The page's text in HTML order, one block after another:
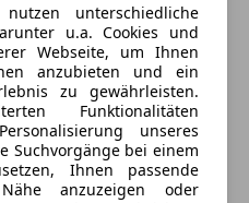
unterschiedliche
u.a. Cookies und
Webseite, um Ihnen
anzubieten und ein
zu gewährleisten.
Funktionalitäten
unseres
Suchvorgänge bei einem
Ihnen passende
anzuzeigen oder